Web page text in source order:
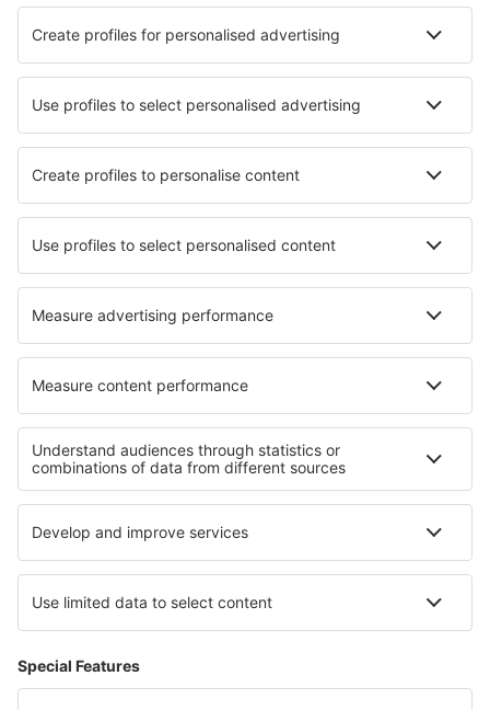
Hotels in Amsterdam Hotels in Zandvoort
Hotels in Aalten Hotels in Onstwedde
Hotels in Domburg
Beste hotels - steden
Hotels in Flatey Hotels Rosenberg Hotels in Amatava
Hotels in Merrimack Hotels Sarre Hotels in Kølkær
Hotels in Maple Grove Hotels in Casole d'Elsa
Hotels in Jedlinsk Hotels in Les Irles
Beste hotels - regio's
Hotels in Nederland Hotels in West Bohemian spa triangle
Hotels in Texas Hotels in Nationaal Park Ojców
Hotels in Florida Coast Hotels in Nationaal Park Aukštaitija